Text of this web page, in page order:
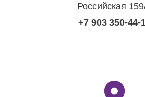
Российская
+7 903 350-44-